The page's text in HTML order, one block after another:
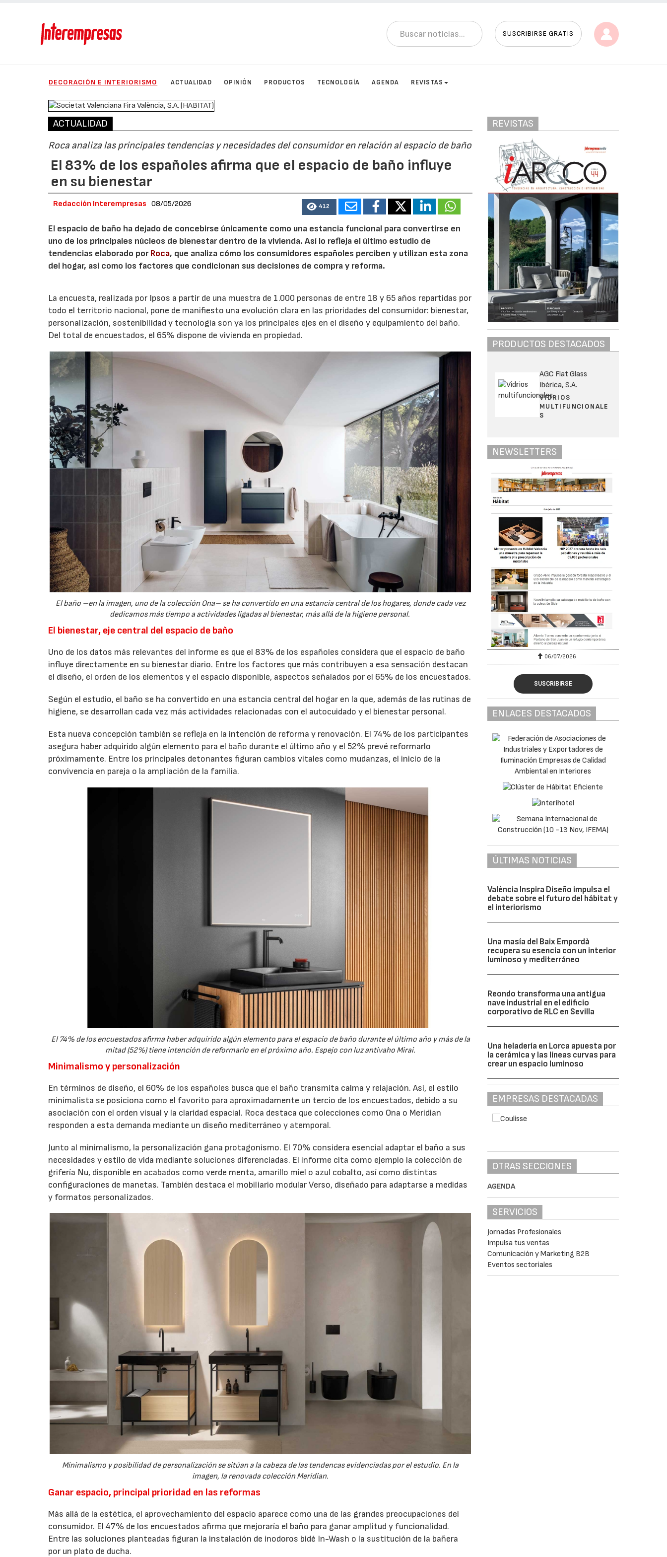
SUSCRIBIRSE GRATIS
DECORACIÓN E INTERIORISMO ACTUALIDAD OPINIÓN PRODUCTOS TECNOLOGÍA AGENDA REVISTAS
ACTUALIDAD
Roca analiza las principales tendencias y necesidades del consumidor en relación al espacio de baño
El 83% de los españoles afirma que el espacio de baño influye
en su bienestar
Redacción Interempresas 08/05/2026 412
El espacio de baño ha dejado de concebirse únicamente como una estancia funcional para convertirse en
uno de los principales núcleos de bienestar dentro de la vivienda. Así lo refleja el último estudio de
tendencias elaborado porRoca, que analiza cómo los consumidores españoles perciben y utilizan esta zona
del hogar, así como los factores que condicionan sus decisiones de compra y reforma.
La encuesta, realizada por Ipsos a partir de una muestra de 1.000 personas de entre 18 y 65 años repartidas por
todo el territorio nacional, pone de manifiesto una evolución clara en las prioridades del consumidor: bienestar,
personalización, sostenibilidad y tecnología son ya los principales ejes en el diseño y equipamiento del baño.
Del total de encuestados, el 65% dispone de vivienda en propiedad.
El baño –en la imagen, uno de la colección Ona– se ha convertido en una estancia central de los hogares, donde cada vez
dedicamos más tiempo a actividades ligadas al bienestar, más allá de la higiene personal.
El bienestar, eje central del espacio de baño
Uno de los datos más relevantes del informe es que el 83% de los españoles considera que el espacio de baño
influye directamente en su bienestar diario. Entre los factores que más contribuyen a esa sensación destacan
el diseño, el orden de los elementos y el espacio disponible, aspectos señalados por el 65% de los encuestados.
Según el estudio, el baño se ha convertido en una estancia central del hogar en la que, además de las rutinas de
higiene, se desarrollan cada vez más actividades relacionadas con el autocuidado y el bienestar personal.
Esta nueva concepción también se refleja en la intención de reforma y renovación. El 74% de los participantes
asegura haber adquirido algún elemento para el baño durante el último año y el 52% prevé reformarlo
próximamente. Entre los principales detonantes figuran cambios vitales como mudanzas, el inicio de la
convivencia en pareja o la ampliación de la familia.
El 74% de los encuestados afirma haber adquirido algún elemento para el espacio de baño durante el último año y más de la
mitad (52%) tiene intención de reformarlo en el próximo año. Espejo con luz antivaho Mirai.
Minimalismo y personalización
En términos de diseño, el 60% de los españoles busca que el baño transmita calma y relajación. Así, el estilo
minimalista se posiciona como el favorito para aproximadamente un tercio de los encuestados, debido a su
asociación con el orden visual y la claridad espacial. Roca destaca que colecciones como Ona o Meridian
responden a esta demanda mediante un diseño mediterráneo y atemporal.
Junto al minimalismo, la personalización gana protagonismo. El 70% considera esencial adaptar el baño a sus
necesidades y estilo de vida mediante soluciones diferenciadas. El informe cita como ejemplo la colección de
grifería Nu, disponible en acabados como verde menta, amarillo miel o azul cobalto, así como distintas
configuraciones de manetas. También destaca el mobiliario modular Verso, diseñado para adaptarse a medidas
y formatos personalizados.
Minimalismo y posibilidad de personalización se sitúan a la cabeza de las tendencas evidenciadas por el estudio. En la
imagen, la renovada colección Meridian.
Ganar espacio, principal prioridad en las reformas
Más allá de la estética, el aprovechamiento del espacio aparece como una de las grandes preocupaciones del
consumidor. El 47% de los encuestados afirma que mejoraría el baño para ganar amplitud y funcionalidad.
Entre las soluciones planteadas figuran la instalación de inodoros bidé In-Wash o la sustitución de la bañera
por un plato de ducha.
REVISTAS
PRODUCTOS DESTACADOS
AGC Flat Glass
Ibérica, S.A.
VIDRIOS
MULTIFUNCIONALE
S
NEWSLETTERS
06/07/2026 20/07/2026 06/07/2026
SUSCRIBIRSE
ENLACES DESTACADOS
ÚLTIMAS NOTICIAS
València Inspira Diseño impulsa el
debate sobre el futuro del hábitat y
el interiorismo
Una masía del Baix Empordà
recupera su esencia con un interior
luminoso y mediterráneo
Reondo transforma una antigua
nave industrial en el edificio
corporativo de RLC en Sevilla
Una heladería en Lorca apuesta por
la cerámica y las líneas curvas para
crear un espacio luminoso
EMPRESAS DESTACADAS
OTRAS SECCIONES
AGENDA
SERVICIOS
Jornadas Profesionales
Impulsa tus ventas
Comunicación y Marketing B2B
Eventos sectoriales